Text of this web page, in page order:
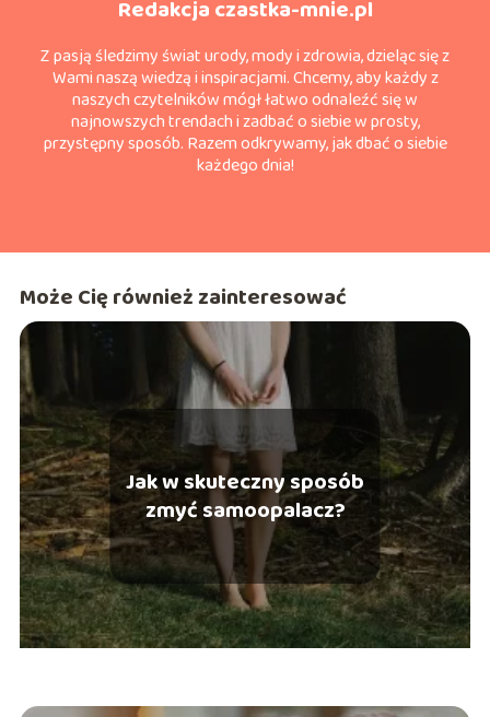
Redakcja czastka-mnie.pl
Z pasją śledzimy świat urody, mody i zdrowia, dzieląc się z
Wami naszą wiedzą i inspiracjami. Chcemy, aby każdy z
naszych czytelników mógł łatwo odnaleźć się w
najnowszych trendach i zadbać o siebie w prosty,
przystępny sposób. Razem odkrywamy, jak dbać o siebie
każdego dnia!
Może Cię również zainteresować
Jak w skuteczny sposób
zmyć samoopalacz?